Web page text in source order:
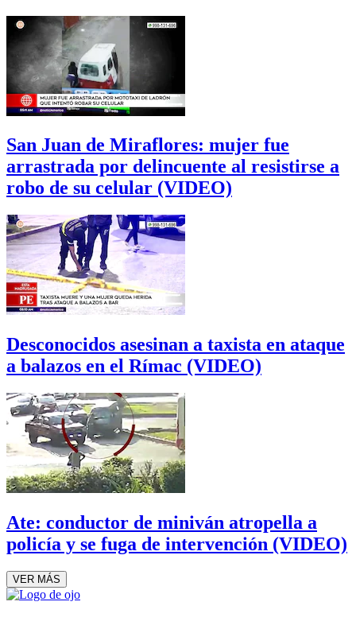
San Juan de Miraflores: mujer fue
arrastrada por delincuente al resistirse a
robo de su celular (VIDEO)
Desconocidos asesinan a taxista en ataque
a balazos en el Rímac (VIDEO)
Ate: conductor de miniván atropella a
policía y se fuga de intervención (VIDEO)
VER MÁS